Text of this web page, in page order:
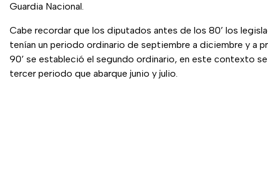
Guardia Nacional.
Cabe recordar que los diputados antes de los 80’ los
tenían un periodo ordinario de septiembre a diciembre y a
90’ se estableció el segundo ordinario, en este contexto se
tercer periodo que abarque junio y julio.